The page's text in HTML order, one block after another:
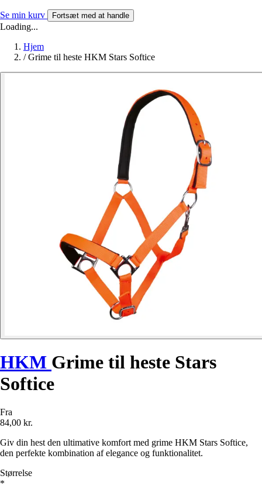
Se min kurv Fortsæt med at handle
Loading...
Hjem
/ Grime til heste HKM Stars Softice
HKM Grime til heste Stars
Softice
Fra
84,00 kr.
Giv din hest den ultimative komfort med grime HKM Stars Softice,
den perfekte kombination af elegance og funktionalitet.
Størrelse
*